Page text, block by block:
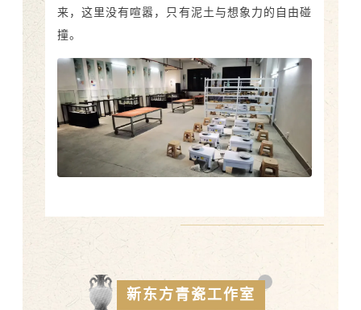
来，这里没有喧嚣，只有泥土与想象力的自由碰
撞。
新东方青瓷工作室